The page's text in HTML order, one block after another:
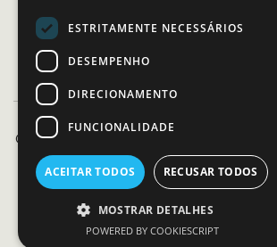
PAGAMENTOS SEGUROS
©2020 - 2026 MCS - Mob Crew Store |
ESTRITAMENTE NECESSÁRIOS
DESEMPENHO
DIRECIONAMENTO
FUNCIONALIDADE
ACEITAR TODOS RECUSAR TODOS
MOSTRAR DETALHES
POWERED BY COOKIESCRIPT